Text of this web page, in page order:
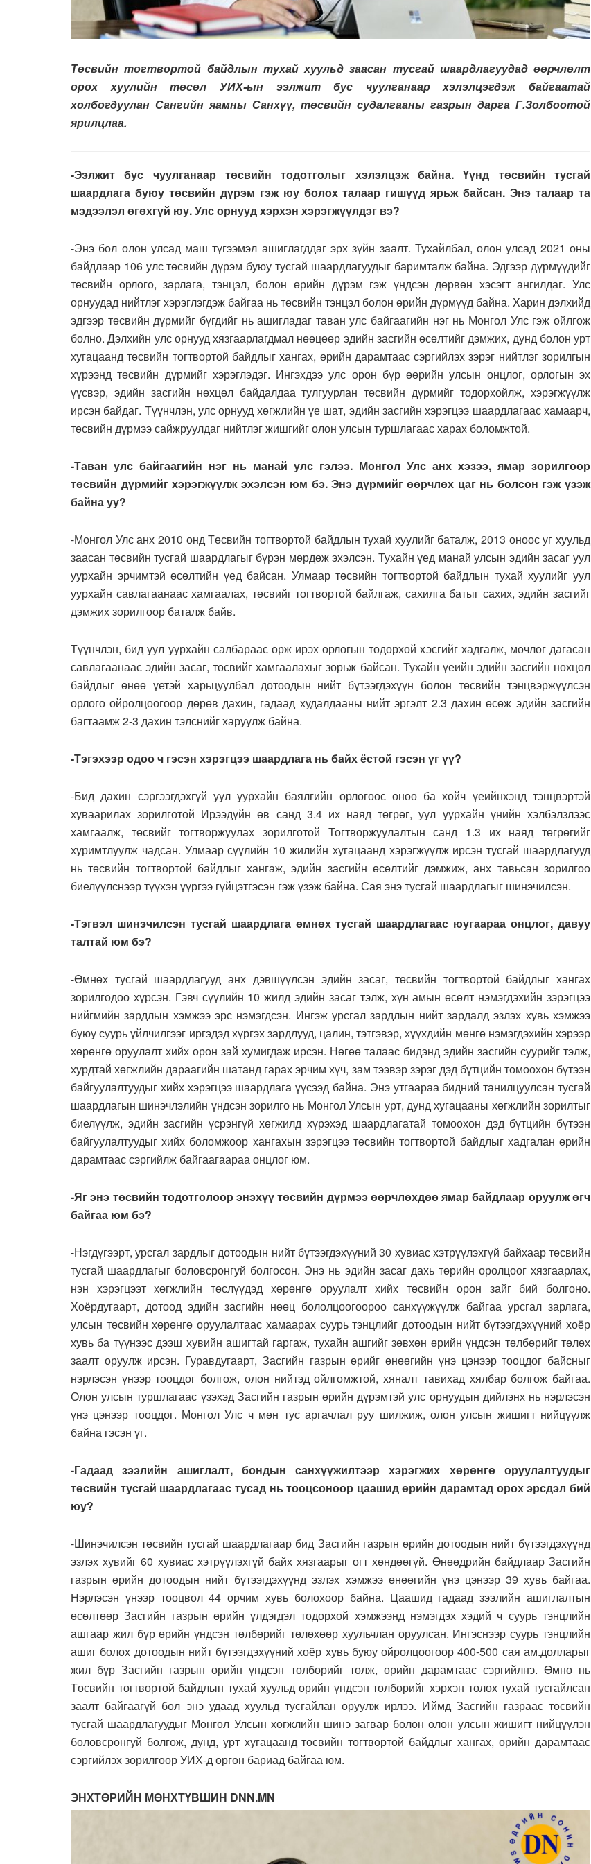
Төсвийн тогтвортой байдлын тухай хуульд заасан тусгай шаардлагуудад өөрчлөлт
орох хуулийн төсөл УИХ-ын ээлжит бус чуулганаар хэлэлцэгдэж байгаатай
холбогдуулан Сангийн яамны Санхүү, төсвийн судалгааны газрын дарга Г.Золбоотой
ярилцлаа.
-Ээлжит бус чуулганаар төсвийн тодотголыг хэлэлцэж байна. Үүнд төсвийн тусгай
шаардлага буюу төсвийн дүрэм гэж юу болох талаар гишүүд ярьж байсан. Энэ талаар та
мэдээлэл өгөхгүй юу. Улс орнууд хэрхэн хэрэгжүүлдэг вэ?
-Энэ бол олон улсад маш түгээмэл ашиглагддаг эрх зүйн заалт. Тухайлбал, олон улсад 2021 оны
байдлаар 106 улс төсвийн дүрэм буюу тусгай шаардлагуудыг баримталж байна. Эдгээр дүрмүүдийг
төсвийн орлого, зарлага, тэнцэл, болон өрийн дүрэм гэж үндсэн дөрвөн хэсэгт ангилдаг. Улс
орнуудад нийтлэг хэрэглэгдэж байгаа нь төсвийн тэнцэл болон өрийн дүрмүүд байна. Харин дэлхийд
эдгээр төсвийн дүрмийг бүгдийг нь ашигладаг таван улс байгаагийн нэг нь Монгол Улс гэж ойлгож
болно. Дэлхийн улс орнууд хязгаарлагдмал нөөцөөр эдийн засгийн өсөлтийг дэмжих, дунд болон урт
хугацаанд төсвийн тогтвортой байдлыг хангах, өрийн дарамтаас сэргийлэх зэрэг нийтлэг зорилгын
хүрээнд төсвийн дүрмийг хэрэглэдэг. Ингэхдээ улс орон бүр өөрийн улсын онцлог, орлогын эх
үүсвэр, эдийн засгийн нөхцөл байдалдаа тулгуурлан төсвийн дүрмийг тодорхойлж, хэрэгжүүлж
ирсэн байдаг. Түүнчлэн, улс орнууд хөгжлийн үе шат, эдийн засгийн хэрэгцээ шаардлагаас хамаарч,
төсвийн дүрмээ сайжруулдаг нийтлэг жишгийг олон улсын туршлагаас харах боломжтой.
-Таван улс байгаагийн нэг нь манай улс гэлээ. Монгол Улс анх хэзээ, ямар зорилгоор
төсвийн дүрмийг хэрэгжүүлж эхэлсэн юм бэ. Энэ дүрмийг өөрчлөх цаг нь болсон гэж үзэж
байна уу?
-Монгол Улс анх 2010 онд Төсвийн тогтвортой байдлын тухай хуулийг баталж, 2013 оноос уг хуульд
заасан төсвийн тусгай шаардлагыг бүрэн мөрдөж эхэлсэн. Тухайн үед манай улсын эдийн засаг уул
уурхайн эрчимтэй өсөлтийн үед байсан. Улмаар төсвийн тогтвортой байдлын тухай хуулийг уул
уурхайн савлагаанаас хамгаалах, төсвийг тогтвортой байлгаж, сахилга батыг сахих, эдийн засгийг
дэмжих зорилгоор баталж байв.
Түүнчлэн, бид уул уурхайн салбараас орж ирэх орлогын тодорхой хэсгийг хадгалж, мөчлөг дагасан
савлагаанаас эдийн засаг, төсвийг хамгаалахыг зорьж байсан. Тухайн үеийн эдийн засгийн нөхцөл
байдлыг өнөө үетэй харьцуулбал дотоодын нийт бүтээгдэхүүн болон төсвийн тэнцвэржүүлсэн
орлого ойролцоогоор дөрөв дахин, гадаад худалдааны нийт эргэлт 2.3 дахин өсөж эдийн засгийн
багтаамж 2-3 дахин тэлснийг харуулж байна.
-Тэгэхээр одоо ч гэсэн хэрэгцээ шаардлага нь байх ёстой гэсэн үг үү?
-Бид дахин сэргээгдэхгүй уул уурхайн баялгийн орлогоос өнөө ба хойч үеийнхэнд тэнцвэртэй
хуваарилах зорилготой Ирээдүйн өв санд 3.4 их наяд төгрөг, уул уурхайн үнийн хэлбэлзлээс
хамгаалж, төсвийг тогтворжуулах зорилготой Тогтворжуулалтын санд 1.3 их наяд төгрөгийг
хуримтлуулж чадсан. Улмаар сүүлийн 10 жилийн хугацаанд хэрэгжүүлж ирсэн тусгай шаардлагууд
нь төсвийн тогтвортой байдлыг хангаж, эдийн засгийн өсөлтийг дэмжиж, анх тавьсан зорилгоо
биелүүлснээр түүхэн үүргээ гүйцэтгэсэн гэж үзэж байна. Сая энэ тусгай шаардлагыг шинэчилсэн.
-Тэгвэл шинэчилсэн тусгай шаардлага өмнөх тусгай шаардлагаас юугаараа онцлог, давуу
талтай юм бэ?
-Өмнөх тусгай шаардлагууд анх дэвшүүлсэн эдийн засаг, төсвийн тогтвортой байдлыг хангах
зорилгодоо хүрсэн. Гэвч сүүлийн 10 жилд эдийн засаг тэлж, хүн амын өсөлт нэмэгдэхийн зэрэгцээ
нийгмийн зардлын хэмжээ эрс нэмэгдсэн. Ингэж урсгал зардлын нийт зардалд эзлэх хувь хэмжээ
буюу суурь үйлчилгээг иргэдэд хүргэх зардлууд, цалин, тэтгэвэр, хүүхдийн мөнгө нэмэгдэхийн хэрээр
хөрөнгө оруулалт хийх орон зай хумигдаж ирсэн. Нөгөө талаас бидэнд эдийн засгийн суурийг тэлж,
хурдтай хөгжлийн дараагийн шатанд гарах эрчим хүч, зам тээвэр зэрэг дэд бүтцийн томоохон бүтээн
байгуулалтуудыг хийх хэрэгцээ шаардлага үүсээд байна. Энэ утгаараа бидний танилцуулсан тусгай
шаардлагын шинэчлэлийн үндсэн зорилго нь Монгол Улсын урт, дунд хугацааны хөгжлийн зорилтыг
биелүүлж, эдийн засгийн үсрэнгүй хөгжилд хүрэхэд шаардлагатай томоохон дэд бүтцийн бүтээн
байгуулалтуудыг хийх боломжоор хангахын зэрэгцээ төсвийн тогтвортой байдлыг хадгалан өрийн
дарамтаас сэргийлж байгаагаараа онцлог юм.
-Яг энэ төсвийн тодотголоор энэхүү төсвийн дүрмээ өөрчлөхдөө ямар байдлаар оруулж өгч
байгаа юм бэ?
-Нэгдүгээрт, урсгал зардлыг дотоодын нийт бүтээгдэхүүний 30 хувиас хэтрүүлэхгүй байхаар төсвийн
тусгай шаардлагыг боловсронгуй болгосон. Энэ нь эдийн засаг дахь төрийн оролцоог хязгаарлах,
нэн хэрэгцээт хөгжлийн төслүүдэд хөрөнгө оруулалт хийх төсвийн орон зайг бий болгоно.
Хоёрдугаарт, дотоод эдийн засгийн нөөц бололцоогоороо санхүүжүүлж байгаа урсгал зарлага,
улсын төсвийн хөрөнгө оруулалтаас хамаарах суурь тэнцлийг дотоодын нийт бүтээгдэхүүний хоёр
хувь ба түүнээс дээш хувийн ашигтай гаргаж, тухайн ашгийг зөвхөн өрийн үндсэн төлбөрийг төлөх
заалт оруулж ирсэн. Гуравдугаарт, Засгийн газрын өрийг өнөөгийн үнэ цэнээр тооцдог байсныг
нэрлэсэн үнээр тооцдог болгож, олон нийтэд ойлгомжтой, хяналт тавихад хялбар болгож байгаа.
Олон улсын туршлагаас үзэхэд Засгийн газрын өрийн дүрэмтэй улс орнуудын дийлэнх нь нэрлэсэн
үнэ цэнээр тооцдог. Монгол Улс ч мөн тус аргачлал руу шилжиж, олон улсын жишигт нийцүүлж
байна гэсэн үг.
-Гадаад зээлийн ашиглалт, бондын санхүүжилтээр хэрэгжих хөрөнгө оруулалтуудыг
төсвийн тусгай шаардлагаас тусад нь тооцсоноор цаашид өрийн дарамтад орох эрсдэл бий
юу?
-Шинэчилсэн төсвийн тусгай шаардлагаар бид Засгийн газрын өрийн дотоодын нийт бүтээгдэхүүнд
эзлэх хувийг 60 хувиас хэтрүүлэхгүй байх хязгаарыг огт хөндөөгүй. Өнөөдрийн байдлаар Засгийн
газрын өрийн дотоодын нийт бүтээгдэхүүнд эзлэх хэмжээ өнөөгийн үнэ цэнээр 39 хувь байгаа.
Нэрлэсэн үнээр тооцвол 44 орчим хувь болохоор байна. Цаашид гадаад зээлийн ашиглалтын
өсөлтөөр Засгийн газрын өрийн үлдэгдэл тодорхой хэмжээнд нэмэгдэх хэдий ч суурь тэнцлийн
ашгаар жил бүр өрийн үндсэн төлбөрийг төлөхөөр хуульчлан оруулсан. Ингэснээр суурь тэнцлийн
ашиг болох дотоодын нийт бүтээгдэхүүний хоёр хувь буюу ойролцоогоор 400-500 сая ам.долларыг
жил бүр Засгийн газрын өрийн үндсэн төлбөрийг төлж, өрийн дарамтаас сэргийлнэ. Өмнө нь
Төсвийн тогтвортой байдлын тухай хуульд өрийн үндсэн төлбөрийг хэрхэн төлөх тухай тусгайлсан
заалт байгаагүй бол энэ удаад хуульд тусгайлан оруулж ирлээ. Иймд Засгийн газраас төсвийн
тусгай шаардлагуудыг Монгол Улсын хөгжлийн шинэ загвар болон олон улсын жишигт нийцүүлэн
боловсронгуй болгож, дунд, урт хугацаанд төсвийн тогтвортой байдлыг хангах, өрийн дарамтаас
сэргийлэх зорилгоор УИХ-д өргөн бариад байгаа юм.
ЭНХТӨРИЙН МӨНХТҮВШИН DNN.MN